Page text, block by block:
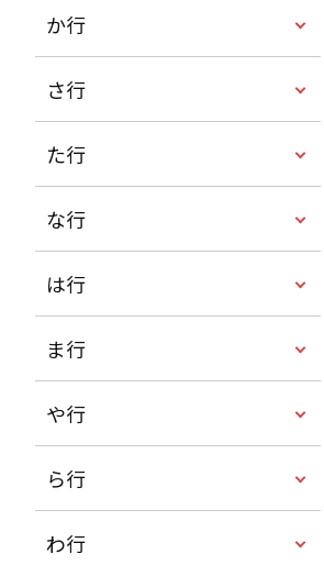
か行
さ行
た行
な行
は行
ま行
や行
ら行
わ行